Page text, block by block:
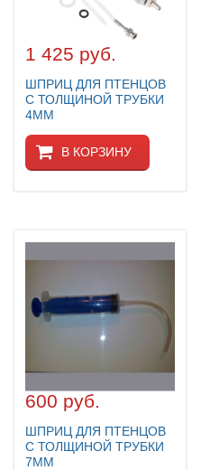
1 425 руб.
ШПРИЦ ДЛЯ ПТЕНЦОВ
С ТОЛЩИНОЙ ТРУБКИ
4ММ
В КОРЗИНУ
600 руб.
ШПРИЦ ДЛЯ ПТЕНЦОВ
С ТОЛЩИНОЙ ТРУБКИ
7ММ